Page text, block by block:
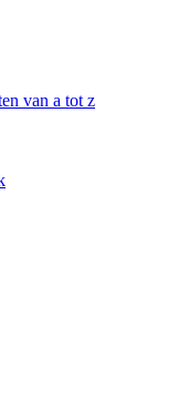
van a tot z